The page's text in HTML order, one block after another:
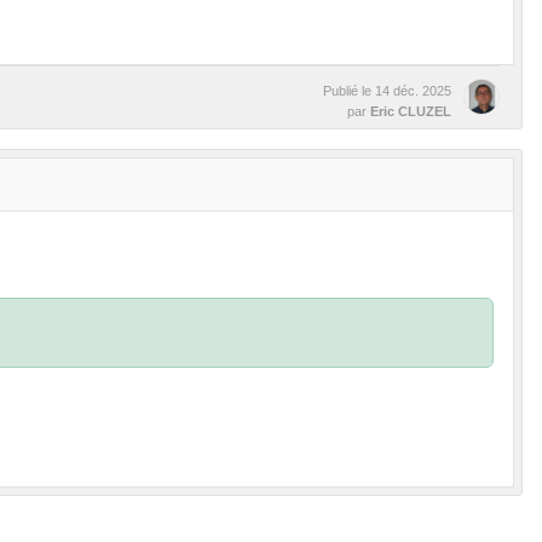
Publié le 14 déc. 2025
par Eric CLUZEL